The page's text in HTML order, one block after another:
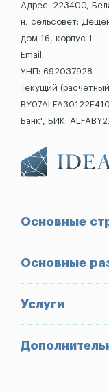
Адрес: 223400,
н, сельсовет:
дом 16, корпус 1
Email:
УНП: 692037928
Текущий
Банк', БИК:
Основные
О компании
Доставка и
Условия возврата
Портфолио
Вопрос-Ответ
Блог
Основные
Памятники
Ограды
Надгробные
Вазы
Услуги
Благоустройство
Изготовление